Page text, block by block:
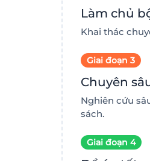
Làm chủ
Khai thác
Giai đoạn 3
Chuyên
Nghiên cứu
sách.
Giai đoạn 4